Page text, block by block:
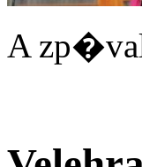
A